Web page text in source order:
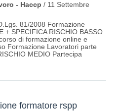
- Haccp / 11 Settembre
81/2008 Formazione
+ SPECIFICA RISCHIO BASSO
di formazione online e
Formazione Lavoratori parte
MEDIO Partecipa
formatore rspp